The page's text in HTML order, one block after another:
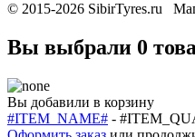
© 2015-2026 SibirTyres.ru
Вы выбрали 0
Вы добавили в корзину
#ITEM_NAME# -